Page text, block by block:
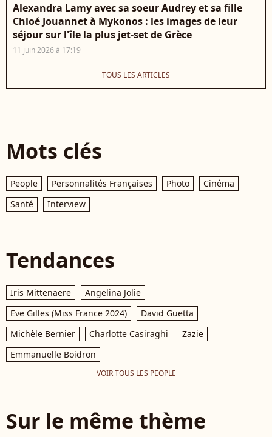
Alexandra Lamy avec sa soeur Audrey et sa fille
Chloé Jouannet à Mykonos : les images de leur
séjour sur l'île la plus jet-set de Grèce
11 juin 2026 à 17:19
TOUS LES ARTICLES
Mots clés
People Personnalités Françaises Photo
Cinéma
Santé
Interview
Tendances
Iris Mittenaere
Angelina Jolie
Eve Gilles (Miss France 2024)
David Guetta
Michèle Bernier
Charlotte Casiraghi
Zazie
Emmanuelle Boidron
VOIR TOUS LES PEOPLE
Sur le même thème